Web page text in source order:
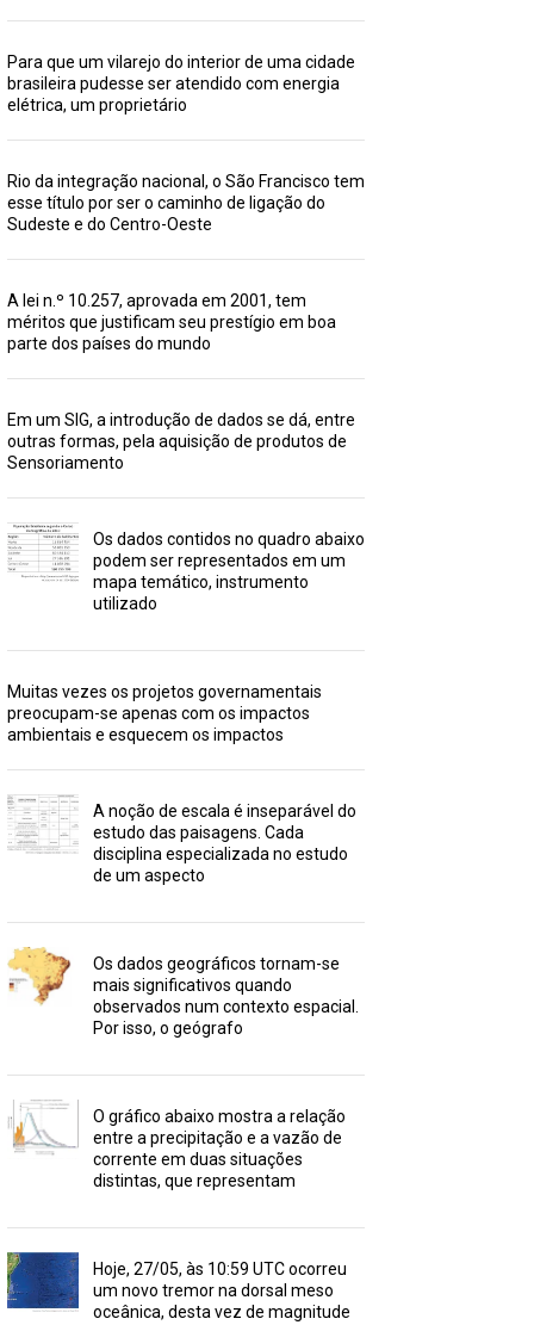
Para que um vilarejo do interior de uma cidade
brasileira pudesse ser atendido com energia
elétrica, um proprietário
Rio da integração nacional, o São Francisco tem
esse título por ser o caminho de ligação do
Sudeste e do Centro-Oeste
A lei n.º 10.257, aprovada em 2001, tem
méritos que justificam seu prestígio em boa
parte dos países do mundo
Em um SIG, a introdução de dados se dá, entre
outras formas, pela aquisição de produtos de
Sensoriamento
Os dados contidos no quadro abaixo
podem ser representados em um
mapa temático, instrumento
utilizado
Muitas vezes os projetos governamentais
preocupam-se apenas com os impactos
ambientais e esquecem os impactos
A noção de escala é inseparável do
estudo das paisagens. Cada
disciplina especializada no estudo
de um aspecto
Os dados geográficos tornam-se
mais significativos quando
observados num contexto espacial.
Por isso, o geógrafo
O gráfico abaixo mostra a relação
entre a precipitação e a vazão de
corrente em duas situações
distintas, que representam
Hoje, 27/05, às 10:59 UTC ocorreu
um novo tremor na dorsal meso
oceânica, desta vez de magnitude